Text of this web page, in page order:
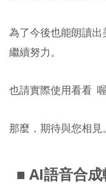
為了今後也能朗讀
繼續努力。
也請實際使用看看
那麼，期待與您相見。
■ AI語音合